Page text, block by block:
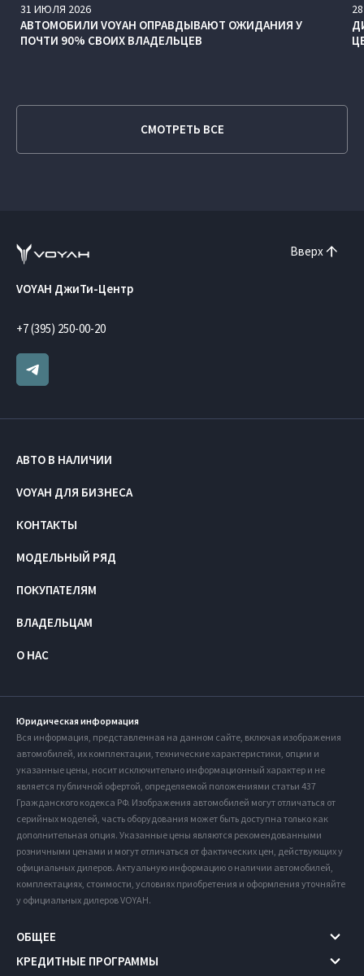
31 ИЮЛЯ 2026
АВТОМОБИЛИ VOYAH ОПРАВДЫВАЮТ ОЖИДАНИЯ У
ПОЧТИ 90% СВОИХ ВЛАДЕЛЬЦЕВ
28
СМОТРЕТЬ ВСЕ
Вверх
VOYAH ДжиТи-Центр
+7 (395) 250-00-20
АВТО В НАЛИЧИИ
VOYAH ДЛЯ БИЗНЕСА
КОНТАКТЫ
МОДЕЛЬНЫЙ РЯД
ПОКУПАТЕЛЯМ
ВЛАДЕЛЬЦАМ
О НАС
Юридическая информация
Вся информация, представленная на данном сайте, включая изображения
автомобилей, их комплектации, технические характеристики, опции и
указанные цены, носит исключительно информационный характер и не
является публичной офертой, определяемой положениями статьи 437
Гражданского кодекса РФ. Изображения автомобилей могут отличаться от
серийных моделей, часть оборудования может быть доступна только как
дополнительная опция. Указанные цены являются рекомендованными
розничными ценами и могут отличаться от фактических цен, действующих у
официальных дилеров. Актуальную информацию о наличии автомобилей,
комплектациях, стоимости, условиях приобретения и оформления уточняйте
у официальных дилеров VOYAH.
ОБЩЕЕ
КРЕДИТНЫЕ ПРОГРАММЫ